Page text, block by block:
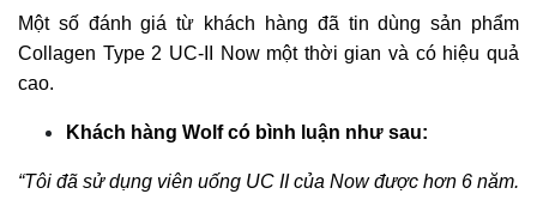
Một số đánh giá từ khách hàng đã tin dùng sản phẩm
Collagen Type 2 UC-II Now một thời gian và có hiệu quả
cao.
Khách hàng Wolf có bình luận như sau:
“Tôi đã sử dụng viên uống UC II của Now được hơn 6 năm.